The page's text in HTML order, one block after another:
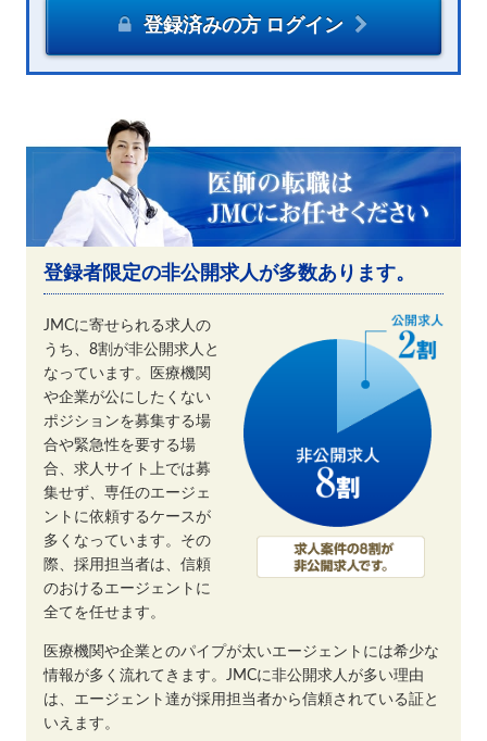
登録済みの方 ログイン
登録者限定の非公開求人が多数あります。
JMCに寄せられる求人の
うち、8割が非公開求人と
なっています。医療機関
や企業が公にしたくない
ポジションを募集する場
合や緊急性を要する場
合、求人サイト上では募
集せず、専任のエージェ
ントに依頼するケースが
多くなっています。その
際、採用担当者は、信頼
のおけるエージェントに
全てを任せます。
医療機関や企業とのパイプが太いエージェントには希少な
情報が多く流れてきます。JMCに非公開求人が多い理由
は、エージェント達が採用担当者から信頼されている証と
いえます。